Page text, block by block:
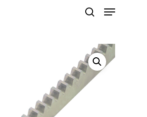
per cercare o ESC per